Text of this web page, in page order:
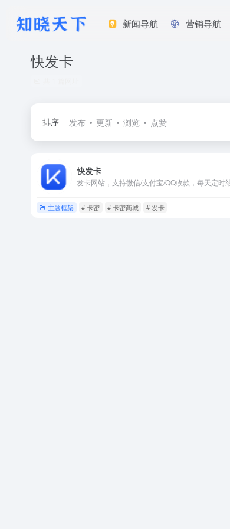
新闻导航 营销导航
快发卡
排序 发布 更新 浏览 点赞
快发卡
主题框架 # 卡密 # 卡密商城 # 发卡